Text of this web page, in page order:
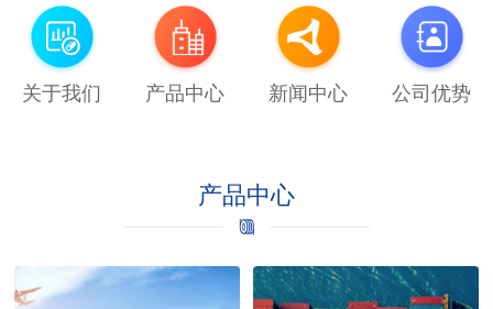
关于我们 产品中心 新闻中心 公司优势
产品中心